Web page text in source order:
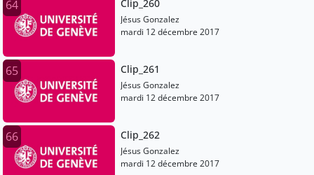
64 Clip_260
Jésus Gonzalez
mardi 12 décembre 2017
65 Clip_261
Jésus Gonzalez
mardi 12 décembre 2017
66 Clip_262
Jésus Gonzalez
mardi 12 décembre 2017